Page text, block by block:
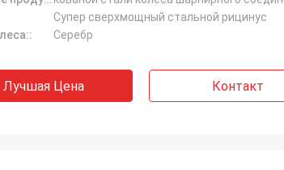
Супер сверхмощный стальной рицинус
Серебр
Лучшая Цена Контакт